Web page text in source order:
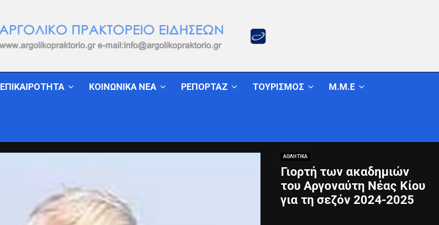
ΕΠΙΚΑΙΡΟΤΗΤΑ ΚΟΙΝΩΝΙΚΑ ΝΕΑ ΡΕΠΟΡΤΑΖ ΤΟΥΡΙΣΜΟΣ Μ.Μ.Ε
ΑΘΛΗΤΙΚΑ
Γιορτή των ακαδημιών
του Αργοναύτη Νέας Κίου
για τη σεζόν 2024-2025